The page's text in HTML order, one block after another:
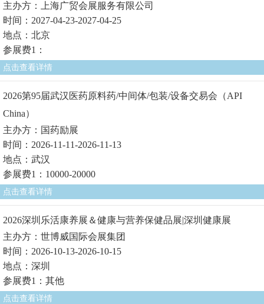
主办方：上海广贸会展服务有限公司
时间：2027-04-23-2027-04-25
地点：北京
参展费1：
点击查看详情
2026第95届武汉医药原料药/中间体/包装/设备交易会（API
China）
主办方：国药励展
时间：2026-11-11-2026-11-13
地点：武汉
参展费1：10000-20000
点击查看详情
2026深圳乐活康养展＆健康与营养保健品展|深圳健康展
主办方：世博威国际会展集团
时间：2026-10-13-2026-10-15
地点：深圳
参展费1：其他
点击查看详情